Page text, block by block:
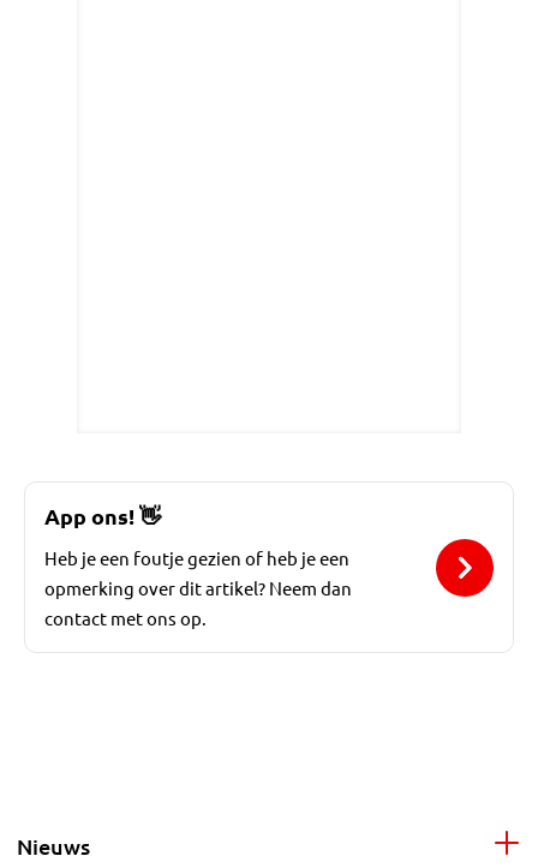
App ons!👋
Heb je een foutje gezien of heb je een
opmerking over dit artikel? Neem dan
contact met ons op.
Nieuws